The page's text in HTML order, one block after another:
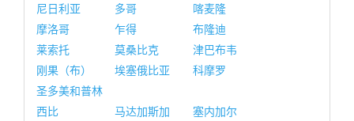
尼日利亚
多哥
喀麦隆
摩洛哥
乍得
布隆迪
莱索托
莫桑比克
津巴布韦
刚果（布）
埃塞俄比亚
科摩罗
圣多美和普林
西比
马达加斯加 塞内加尔